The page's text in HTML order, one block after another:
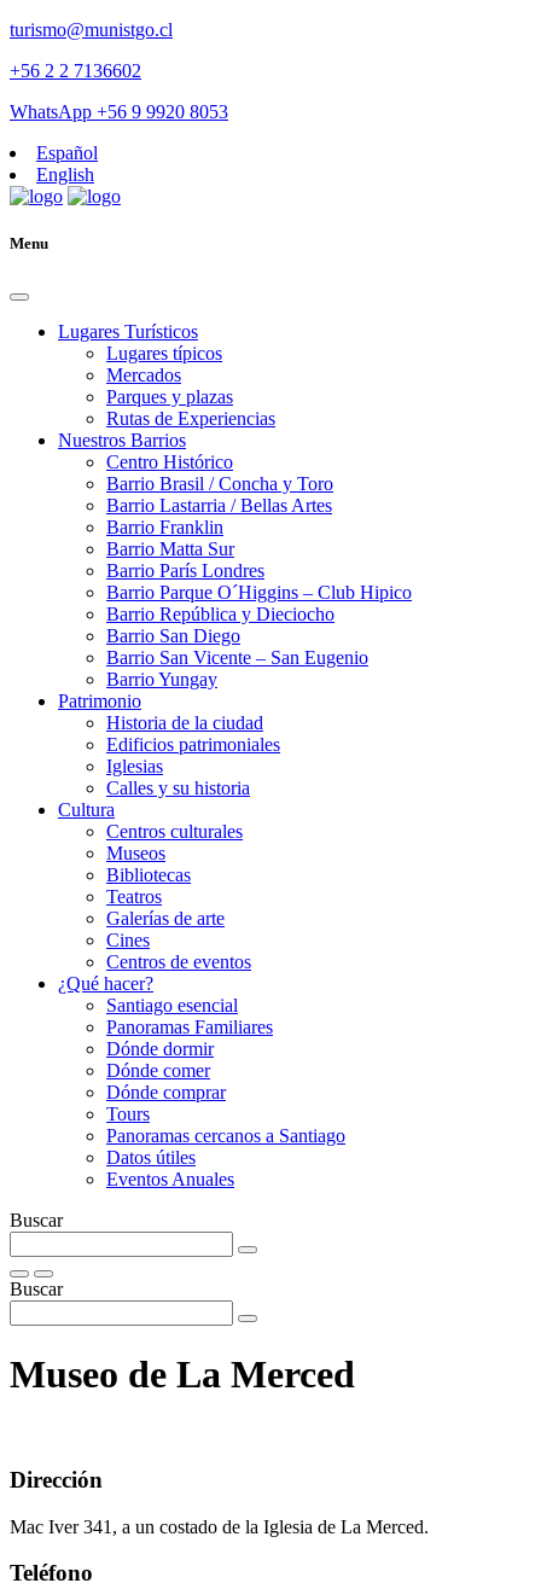
turismo@munistgo.cl
+56 2 2 7136602
WhatsApp +56 9 9920 8053
Español
English
Menu
Lugares Turísticos
Lugares tí­picos
Mercados
Parques y plazas
Rutas de Experiencias
Nuestros Barrios
Centro Histórico
Barrio Brasil / Concha y Toro
Barrio Lastarria / Bellas Artes
Barrio Franklin
Barrio Matta Sur
Barrio Parí­s Londres
Barrio Parque O´Higgins – Club Hipico
Barrio República y Dieciocho
Barrio San Diego
Barrio San Vicente – San Eugenio
Barrio Yungay
Patrimonio
Historia de la ciudad
Edificios patrimoniales
Iglesias
Calles y su historia
Cultura
Centros culturales
Museos
Bibliotecas
Teatros
Galerí­as de arte
Cines
Centros de eventos
¿Qué hacer?
Santiago esencial
Panoramas Familiares
Dónde dormir
Dónde comer
Dónde comprar
Tours
Panoramas cercanos a Santiago
Datos útiles
Eventos Anuales
Buscar
Buscar
Museo de La Merced
Dirección
Mac Iver 341, a un costado de la Iglesia de La Merced.
Teléfono